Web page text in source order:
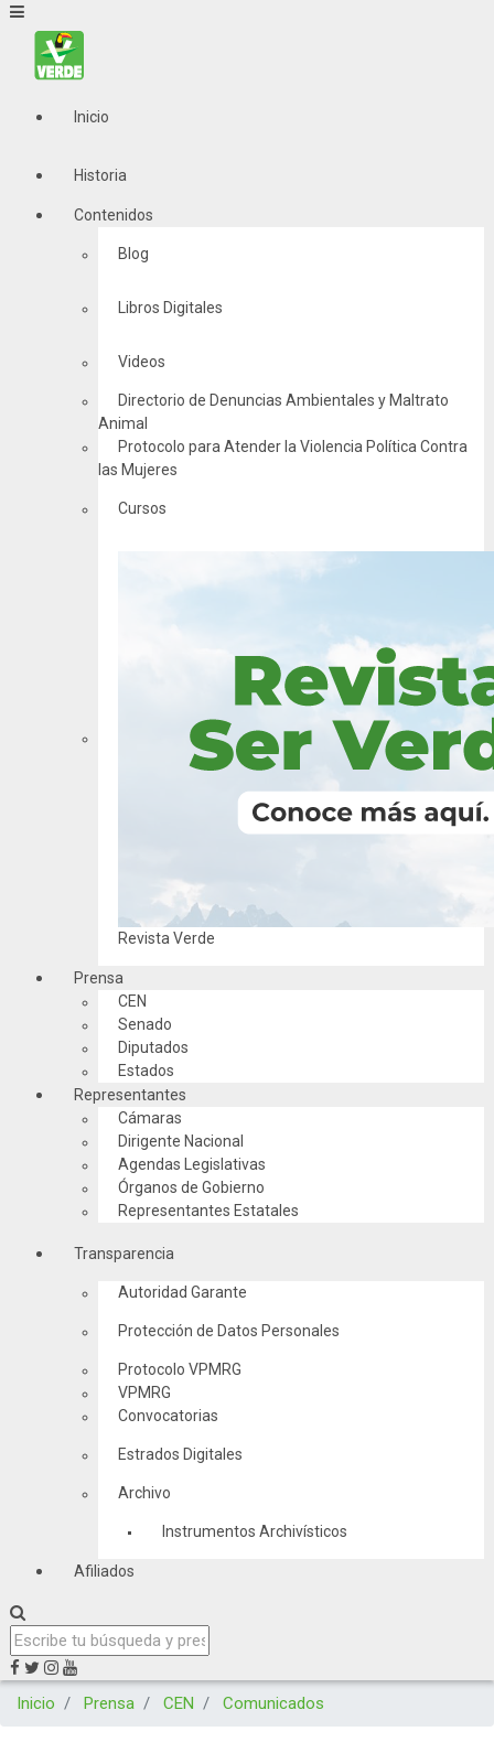
Inicio
Historia
Contenidos
Blog
Libros Digitales
Videos
Directorio de Denuncias Ambientales y Maltrato
Animal
Protocolo para Atender la Violencia Política Contra
las Mujeres
Cursos
Revista Verde
Prensa
CEN
Senado
Diputados
Estados
Representantes
Cámaras
Dirigente Nacional
Agendas Legislativas
Órganos de Gobierno
Representantes Estatales
Transparencia
Autoridad Garante
Protección de Datos Personales
Protocolo VPMRG
VPMRG
Convocatorias
Estrados Digitales
Archivo
Instrumentos Archivísticos
Afiliados
Inicio Prensa CEN Comunicados